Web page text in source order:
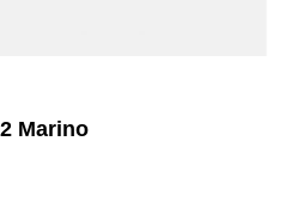
Marino